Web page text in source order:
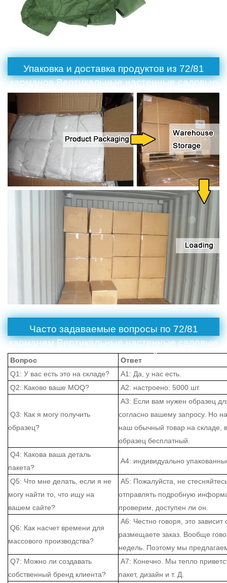
Упаковка и доставка продуктов из 72/81
карманов Вертикальные настенные садовые
растения растут в контейнерах
Часто задаваемые вопросы по 72/81
карманам Вертикальные настенные садовые
растения растут в контейнерах
Вопрос
Ответ
Q1: У вас есть это на складе?
A1: Да, у нас есть.
Q2: Каково ваше MOQ?
A2: настроено: 5000 шт.
Q3: Как я могу получить
образец?
A3: Если вам нужен образец
согласно вашему запросу. Но
наш обычный товар на складе,
образец бесплатный.
Q4: Какова ваша деталь
пакета?
A4: индивидуально
Q5: Что мне делать, если я не
могу найти то, что ищу на
вашем сайте?
A5: Пожалуйста, не
отправлять подробную
проверим, доступен ли он.
Q6: Как насчет времени для
массового производства?
A6: Честно говоря, это
размещаете заказ. Вообще
недель. Поэтому мы
Q7: Можно ли создавать
собственный бренд клиента?
A7: Конечно. Мы тепло
пакет, дизайн и т. Д.